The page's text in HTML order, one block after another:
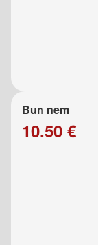
Bun nem
10.50 €